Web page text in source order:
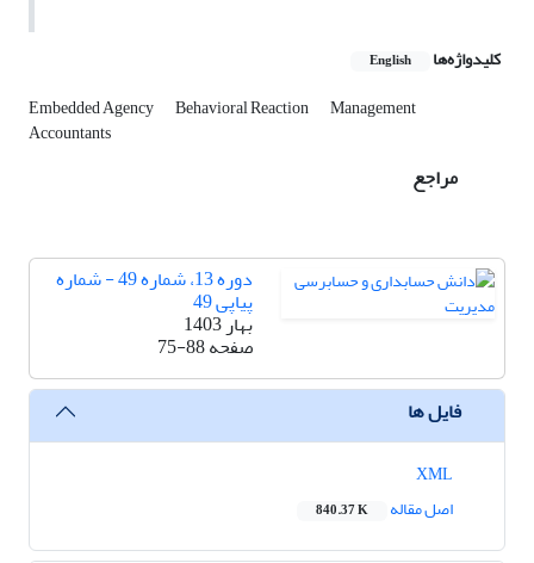
کلیدواژه‌ها English
Embedded Agency Behavioral Reaction Management
Accountants
مراجع
دوره 13، شماره 49 - شماره
پیاپی 49
بهار 1403
صفحه75-88
فایل ها
اصل مقاله
840.37 K